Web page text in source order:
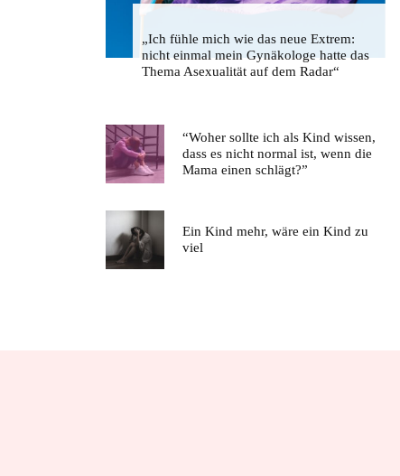
„Ich fühle mich wie das neue Extrem:
nicht einmal mein Gynäkologe hatte das
Thema Asexualität auf dem Radar“
“Woher sollte ich als Kind wissen,
dass es nicht normal ist, wenn die
Mama einen schlägt?”
Ein Kind mehr, wäre ein Kind zu
viel